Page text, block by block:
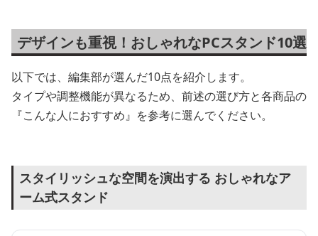
デザインも重視！おしゃれなPCスタンド10選
以下では、編集部が選んだ10点を紹介します。
タイプや調整機能が異なるため、前述の選び方と各商品の
『こんな人におすすめ』を参考に選んでください。
スタイリッシュな空間を演出する おしゃれなア
ーム式スタンド